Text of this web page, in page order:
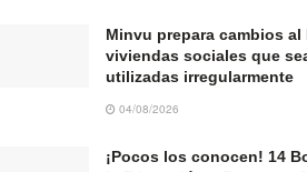
Minvu prepara cambios al
viviendas sociales que
utilizadas irregularmente
04/08/2026
¡Pocos los conocen! 14